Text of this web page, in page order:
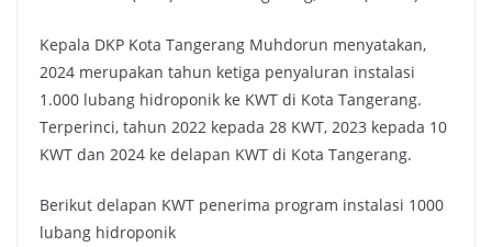
Kepala DKP Kota Tangerang Muhdorun menyatakan,
2024 merupakan tahun ketiga penyaluran instalasi
1.000 lubang hidroponik ke KWT di Kota Tangerang.
Terperinci, tahun 2022 kepada 28 KWT, 2023 kepada 10
KWT dan 2024 ke delapan KWT di Kota Tangerang.
Berikut delapan KWT penerima program instalasi 1000
lubang hidroponik